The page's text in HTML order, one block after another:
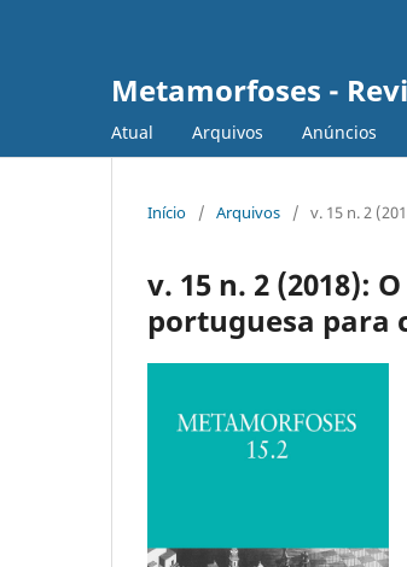
Metamorfoses -
Atual Arquivos Anúncios
Início / Arquivos / v. 15 n. 2
v. 15 n. 2 (2018):
portuguesa para